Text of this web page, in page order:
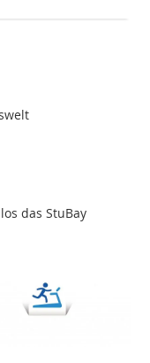
das StuBay